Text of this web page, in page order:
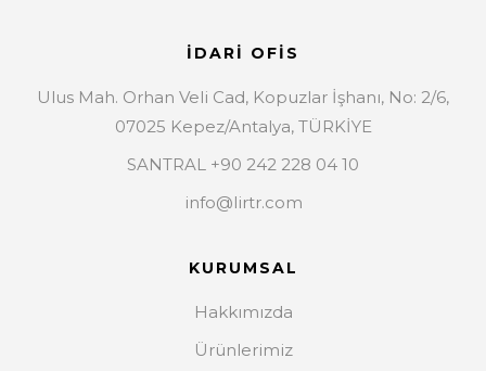
İDARİ OFİS
Ulus Mah. Orhan Veli Cad, Kopuzlar İşhanı, No: 2/6,
07025 Kepez/Antalya, TÜRKİYE
SANTRAL +90 242 228 04 10
info@lirtr.com
KURUMSAL
Hakkımızda
Ürünlerimiz